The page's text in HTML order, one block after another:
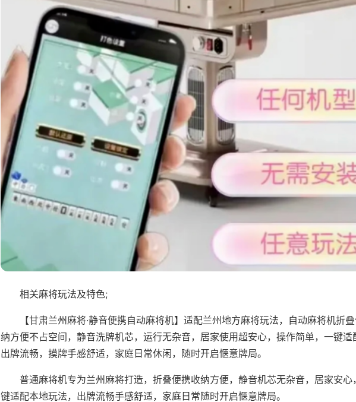
相关麻将玩法及特色;
【甘肃兰州麻将·静音便携自动麻将机】适配兰州地方麻将玩法，自动麻将机折
纳方便不占空间，静音洗牌机芯，运行无杂音，居家使用超安心，操作简单，一键适
出牌流畅，摸牌手感舒适，家庭日常休闲，随时开启惬意牌局。
普通麻将机专为兰州麻将打造，折叠便携收纳方便，静音机芯无杂音，居家安心
键适配本地玩法，出牌流畅手感舒适，家庭日常随时开启惬意牌局。